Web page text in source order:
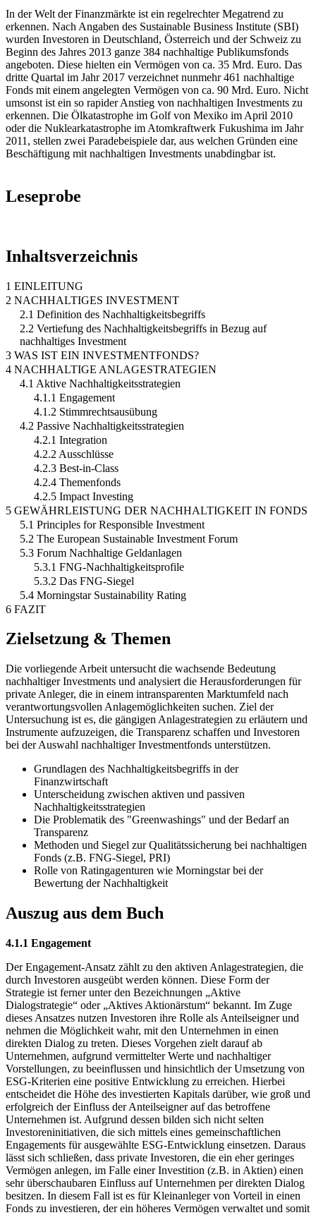
In der Welt der Finanzmärkte ist ein regelrechter Megatrend zu
erkennen. Nach Angaben des Sustainable Business Institute (SBI)
wurden Investoren in Deutschland, Österreich und der Schweiz zu
Beginn des Jahres 2013 ganze 384 nachhaltige Publikumsfonds
angeboten. Diese hielten ein Vermögen von ca. 35 Mrd. Euro. Das
dritte Quartal im Jahr 2017 verzeichnet nunmehr 461 nachhaltige
Fonds mit einem angelegten Vermögen von ca. 90 Mrd. Euro. Nicht
umsonst ist ein so rapider Anstieg von nachhaltigen Investments zu
erkennen. Die Ölkatastrophe im Golf von Mexiko im April 2010
oder die Nuklearkatastrophe im Atomkraftwerk Fukushima im Jahr
2011, stellen zwei Paradebeispiele dar, aus welchen Gründen eine
Beschäftigung mit nachhaltigen Investments unabdingbar ist.
Leseprobe
Inhaltsverzeichnis
1 EINLEITUNG
2 NACHHALTIGES INVESTMENT
2.1 Definition des Nachhaltigkeitsbegriffs
2.2 Vertiefung des Nachhaltigkeitsbegriffs in Bezug auf
nachhaltiges Investment
3 WAS IST EIN INVESTMENTFONDS?
4 NACHHALTIGE ANLAGESTRATEGIEN
4.1 Aktive Nachhaltigkeitsstrategien
4.1.1 Engagement
4.1.2 Stimmrechtsausübung
4.2 Passive Nachhaltigkeitsstrategien
4.2.1 Integration
4.2.2 Ausschlüsse
4.2.3 Best-in-Class
4.2.4 Themenfonds
4.2.5 Impact Investing
5 GEWÄHRLEISTUNG DER NACHHALTIGKEIT IN FONDS
5.1 Principles for Responsible Investment
5.2 The European Sustainable Investment Forum
5.3 Forum Nachhaltige Geldanlagen
5.3.1 FNG-Nachhaltigkeitsprofile
5.3.2 Das FNG-Siegel
5.4 Morningstar Sustainability Rating
6 FAZIT
Zielsetzung & Themen
Die vorliegende Arbeit untersucht die wachsende Bedeutung
nachhaltiger Investments und analysiert die Herausforderungen für
private Anleger, die in einem intransparenten Marktumfeld nach
verantwortungsvollen Anlagemöglichkeiten suchen. Ziel der
Untersuchung ist es, die gängigen Anlagestrategien zu erläutern und
Instrumente aufzuzeigen, die Transparenz schaffen und Investoren
bei der Auswahl nachhaltiger Investmentfonds unterstützen.
Grundlagen des Nachhaltigkeitsbegriffs in der
Finanzwirtschaft
Unterscheidung zwischen aktiven und passiven
Nachhaltigkeitsstrategien
Die Problematik des "Greenwashings" und der Bedarf an
Transparenz
Methoden und Siegel zur Qualitätssicherung bei nachhaltigen
Fonds (z.B. FNG-Siegel, PRI)
Rolle von Ratingagenturen wie Morningstar bei der
Bewertung der Nachhaltigkeit
Auszug aus dem Buch
4.1.1 Engagement
Der Engagement-Ansatz zählt zu den aktiven Anlagestrategien, die
durch Investoren ausgeübt werden können. Diese Form der
Strategie ist ferner unter den Bezeichnungen „Aktive
Dialogstrategie“ oder „Aktives Aktionärstum“ bekannt. Im Zuge
dieses Ansatzes nutzen Investoren ihre Rolle als Anteilseigner und
nehmen die Möglichkeit wahr, mit den Unternehmen in einen
direkten Dialog zu treten. Dieses Vorgehen zielt darauf ab
Unternehmen, aufgrund vermittelter Werte und nachhaltiger
Vorstellungen, zu beeinflussen und hinsichtlich der Umsetzung von
ESG-Kriterien eine positive Entwicklung zu erreichen. Hierbei
entscheidet die Höhe des investierten Kapitals darüber, wie groß und
erfolgreich der Einfluss der Anteilseigner auf das betroffene
Unternehmen ist. Aufgrund dessen bilden sich nicht selten
Investoreninitiativen, die sich mittels eines gemeinschaftlichen
Engagements für ausgewählte ESG-Entwicklung einsetzen. Daraus
lässt sich schließen, dass private Investoren, die ein eher geringes
Vermögen anlegen, im Falle einer Investition (z.B. in Aktien) einen
sehr überschaubaren Einfluss auf Unternehmen per direkten Dialog
besitzen. In diesem Fall ist es für Kleinanleger von Vorteil in einen
Fonds zu investieren, der ein höheres Vermögen verwaltet und somit